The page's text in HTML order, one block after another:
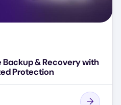
& Recovery with
Protection